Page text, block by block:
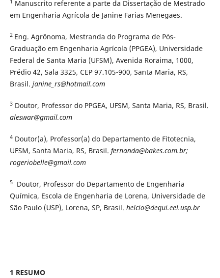
Manuscrito referente a parte da Dissertação de Mestrado
em Engenharia Agrícola de Janine Farias Menegaes.
2 Eng. Agrônoma, Mestranda do Programa de Pós-
Graduação em Engenharia Agrícola (PPGEA), Universidade
Federal de Santa Maria (UFSM), Avenida Roraima, 1000,
Prédio 42, Sala 3325, CEP 97.105-900, Santa Maria, RS,
Brasil. janine_rs@hotmail.com
3Doutor, Professor do PPGEA, UFSM, Santa Maria, RS, Brasil.
aleswar@gmail.com
4Doutor(a), Professor(a) do Departamento de Fitotecnia,
UFSM, Santa Maria, RS, Brasil. fernanda@bakes.com.br;
rogeriobelle@gmail.com
5Doutor, Professor do Departamento de Engenharia
Química, Escola de Engenharia de Lorena, Universidade de
São Paulo (USP), Lorena, SP, Brasil. helcio@dequi.eel.usp.br
1 RESUMO